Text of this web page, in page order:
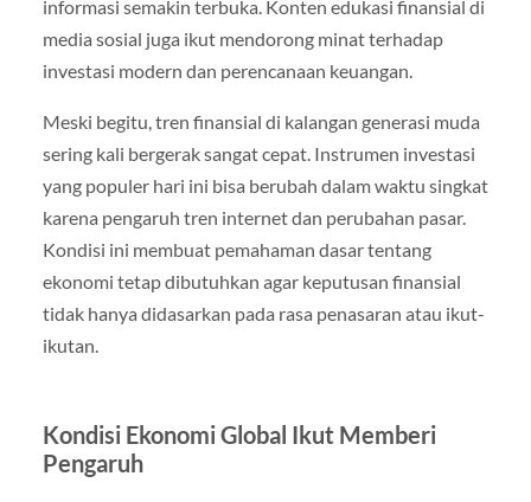
informasi semakin terbuka. Konten edukasi finansial di
media sosial juga ikut mendorong minat terhadap
investasi modern dan perencanaan keuangan.
Meski begitu, tren finansial di kalangan generasi muda
sering kali bergerak sangat cepat. Instrumen investasi
yang populer hari ini bisa berubah dalam waktu singkat
karena pengaruh tren internet dan perubahan pasar.
Kondisi ini membuat pemahaman dasar tentang
ekonomi tetap dibutuhkan agar keputusan finansial
tidak hanya didasarkan pada rasa penasaran atau ikut-
ikutan.
Kondisi Ekonomi Global Ikut Memberi
Pengaruh